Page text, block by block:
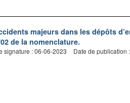
majeurs dans les dépôts
de la nomenclature.
signature : 06-06-2023
Date de publication